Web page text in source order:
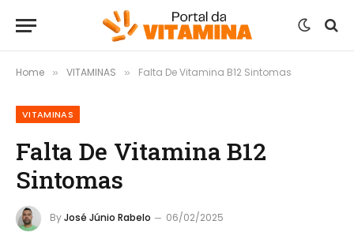
Home » VITAMINAS » Falta De Vitamina B12 Sintomas
VITAMINAS
Falta De Vitamina B12
Sintomas
ByJosé Júnio Rabelo
06/02/2025